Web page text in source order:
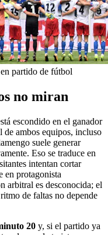
partido de fútbol
no miran
escondido en el ganador
de ambos equipos, incluso
suele generar
Eso se traduce en
intentan cortar
en protagonista
arbitral es desconocida; el
de faltas no depende
20 y, si el partido ya